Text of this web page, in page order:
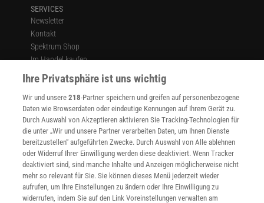
SERVICES
Newsletter
Kontakt
Spektrum Shop
Im Handel kaufen
Presse
Verträge kündigen
Widerruf
INFO
Mediadaten
Datenschutz
Nutzungsbedingungen
Cookie-Einstellungen
Utiq verwalten
Nutzungsbasierte Onlinewerbung
Ihre Privatsphäre ist uns wichtig
Wir und unsere218-Partner speichern und greifen auf personenbezogene
Daten wie Browserdaten oder eindeutige Kennungen auf Ihrem Gerät zu.
Durch Auswahl von Akzeptieren aktivieren Sie Tracking-Technologien für
die unter „Wir und unsere Partner verarbeiten Daten, um Ihnen Dienste
bereitzustellen“ aufgeführten Zwecke. Durch Auswahl von Alle ablehnen
oder Widerruf Ihrer Einwilligung werden diese deaktiviert. Wenn Tracker
deaktiviert sind, sind manche Inhalte und Anzeigen möglicherweise nicht
mehr so relevant für Sie. Sie können dieses Menü jederzeit wieder
aufrufen, um Ihre Einstellungen zu ändern oder Ihre Einwilligung zu
widerrufen, indem Sie auf den Link Voreinstellungen verwalten am